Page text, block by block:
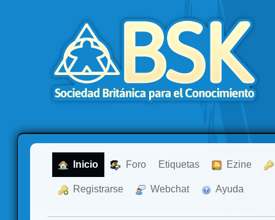
Inicio Foro Etiquetas Ezine
Registrarse Webchat Ayuda